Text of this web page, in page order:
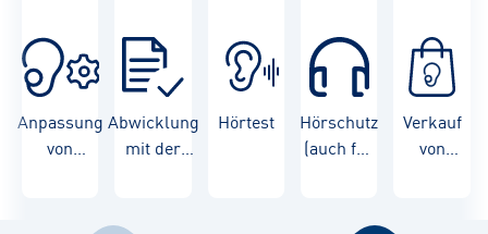
Anpassung
von
Abwicklung
mit der
Hörtest
Hörschutz
(auch für
Verkauf
von